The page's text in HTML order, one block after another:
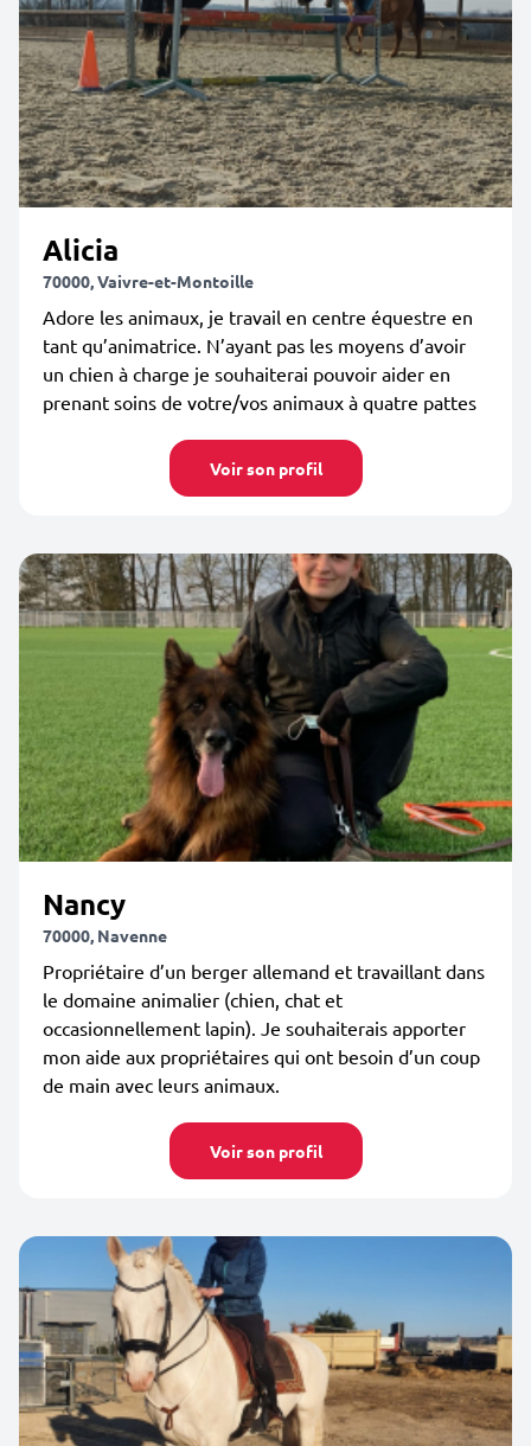
Alicia
70000, Vaivre-et-Montoille
Adore les animaux, je travail en centre équestre en
tant qu’animatrice. N’ayant pas les moyens d’avoir
un chien à charge je souhaiterai pouvoir aider en
prenant soins de votre/vos animaux à quatre pattes
Voir son profil
Nancy
70000, Navenne
Propriétaire d’un berger allemand et travaillant dans
le domaine animalier (chien, chat et
occasionnellement lapin). Je souhaiterais apporter
mon aide aux propriétaires qui ont besoin d’un coup
de main avec leurs animaux.
Voir son profil